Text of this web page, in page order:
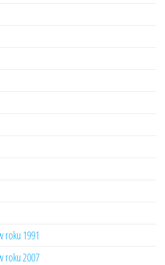
roku 1991
roku 2007